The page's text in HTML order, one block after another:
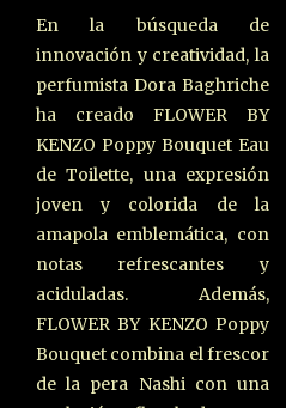
En la búsqueda de
innovación y creatividad, la
perfumista Dora Baghriche
ha creado FLOWER BY
KENZO Poppy Bouquet Eau
de Toilette, una expresión
joven y colorida de la
amapola emblemática, con
notas refrescantes y
aciduladas. Además,
FLOWER BY KENZO Poppy
Bouquet combina el frescor
de la pera Nashi con una